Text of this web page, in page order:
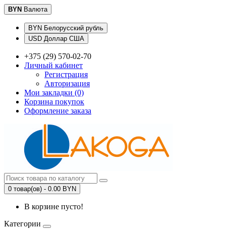
BYN Валюта
BYN Белорусский рубль
USD Доллар США
+375 (29) 570-02-70
Личный кабинет
Регистрация
Авторизация
Мои закладки (0)
Корзина покупок
Оформление заказа
0 товар(ов) - 0.00 BYN
В корзине пусто!
Категории